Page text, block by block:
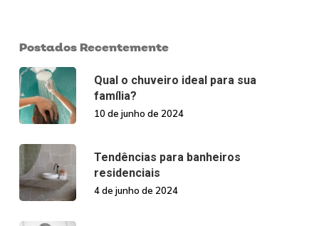
Postados Recentemente
Qual o chuveiro ideal para sua
família?
10 de junho de 2024
Tendências para banheiros
residenciais
4 de junho de 2024